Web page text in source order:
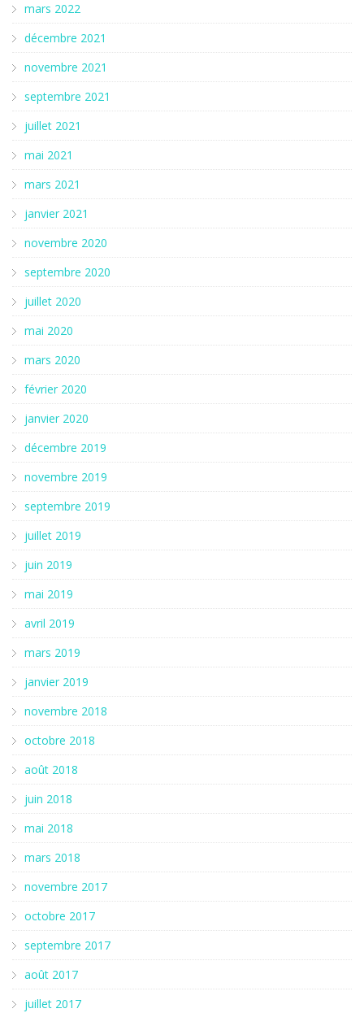
mars 2022
décembre 2021
novembre 2021
septembre 2021
juillet 2021
mai 2021
mars 2021
janvier 2021
novembre 2020
septembre 2020
juillet 2020
mai 2020
mars 2020
février 2020
janvier 2020
décembre 2019
novembre 2019
septembre 2019
juillet 2019
juin 2019
mai 2019
avril 2019
mars 2019
janvier 2019
novembre 2018
octobre 2018
août 2018
juin 2018
mai 2018
mars 2018
novembre 2017
octobre 2017
septembre 2017
août 2017
juillet 2017